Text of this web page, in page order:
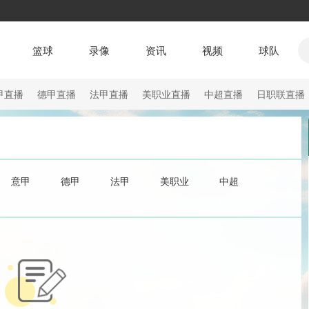
篮球 录像 资讯 视频 球队
直播 德甲直播 法甲直播 美职业直播 中超直播 日职联直播
意甲 德甲 法甲 美职业 中超